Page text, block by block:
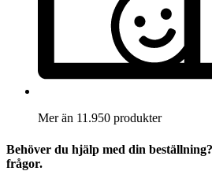
Mer än 11.950 produkter
Behöver du hjälp med din
frågor.